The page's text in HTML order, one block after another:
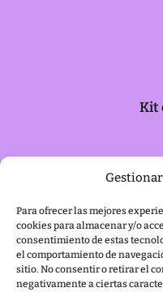
Para ofrecer las mejores
cookies para almacenar y/o
consentimiento de estas
el comportamiento de
sitio. No consentir o retirar el
negativamente a ciertas
Kit